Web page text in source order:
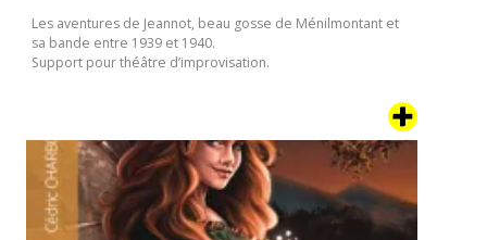
Les aventures de Jeannot, beau gosse de Ménilmontant et
sa bande entre 1939 et 1940.
Support pour théâtre d’improvisation.